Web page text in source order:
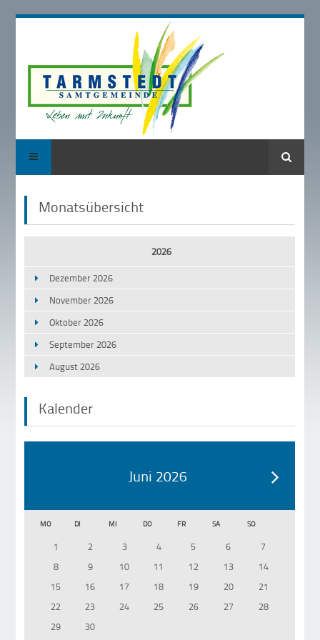
Suche
Monatsübersicht
2026
Dezember 2026
November 2026
Oktober 2026
September 2026
August 2026
Kalender
Juni 2026
MO DI MI DO FR SA SO
1 2 3 4 5 6
7
8
9 10 11 12 13
14
15
16 17 18 19 20
21
22
23 24 25 26 27
28
29
30